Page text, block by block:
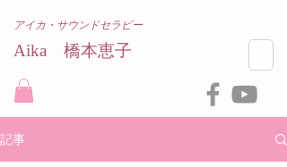
Aika 橋本恵子​
アイカ・サウンドセラピー
記事